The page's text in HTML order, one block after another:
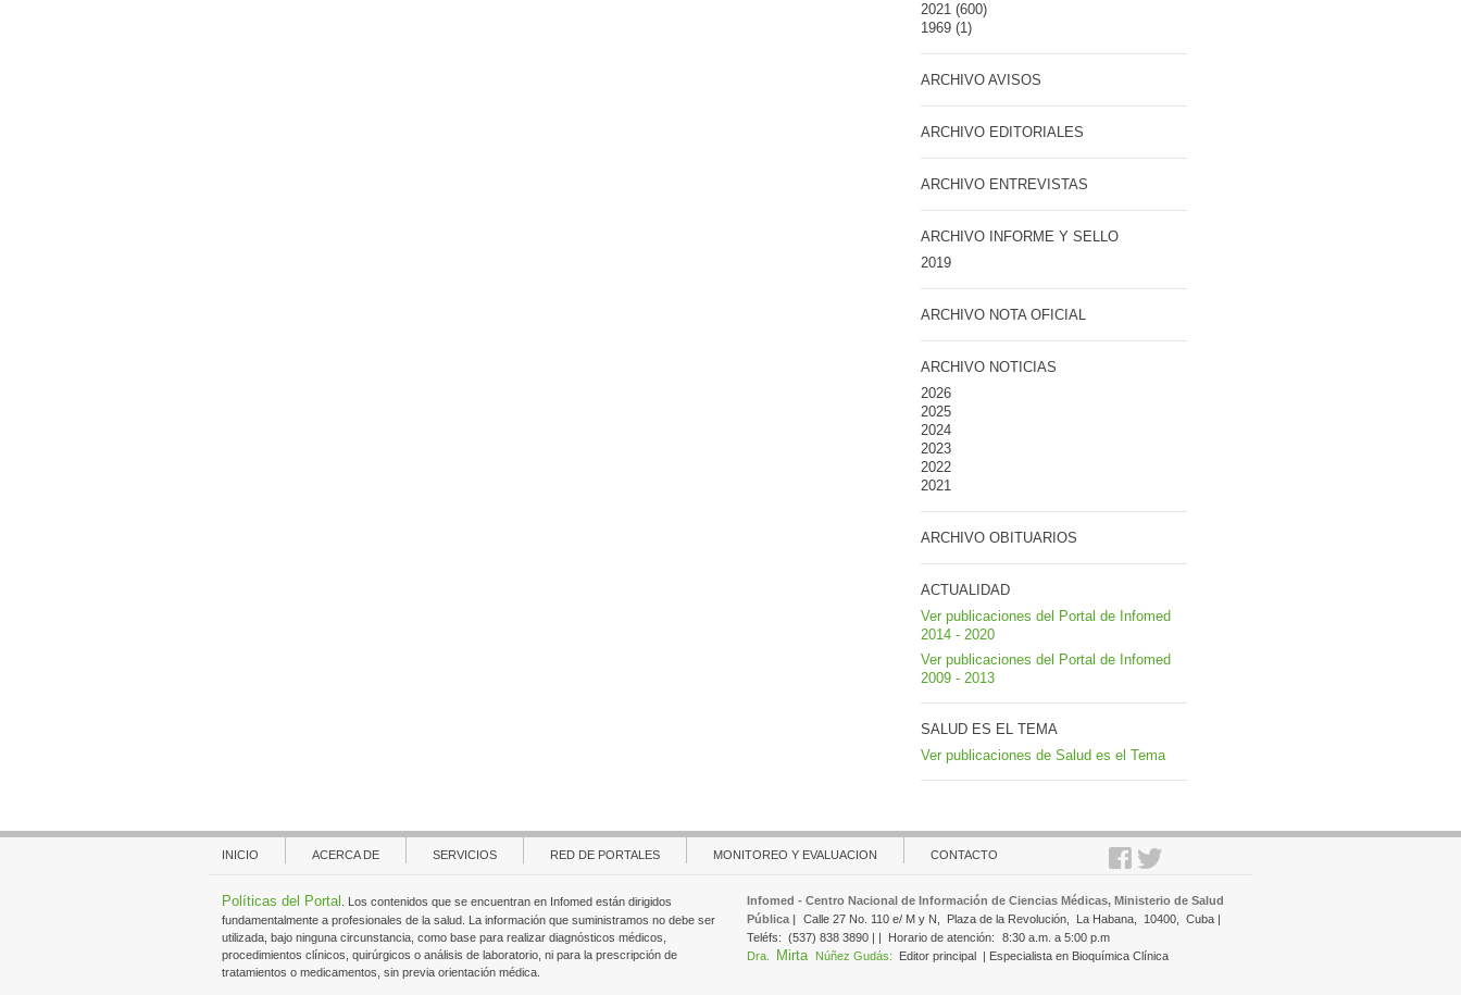
2021(600)
1969(1)
ARCHIVO AVISOS
ARCHIVO EDITORIALES
ARCHIVO ENTREVISTAS
ARCHIVO INFORME Y SELLO
2019
ARCHIVO NOTA OFICIAL
ARCHIVO NOTICIAS
2026
2025
2024
2023
2022
2021
ARCHIVO OBITUARIOS
ACTUALIDAD
Ver publicaciones del Portal de Infomed
2014 - 2020
Ver publicaciones del Portal de Infomed
2009 - 2013
SALUD ES EL TEMA
Ver publicaciones de Salud es el Tema
INICIO ACERCA DE SERVICIOS RED DE PORTALES MONITOREO Y EVALUACION CONTACTO
Políticas del Portal
. Los contenidos que se encuentran en Infomed están dirigidos
fundamentalmente a profesionales de la salud. La información que suministramos no debe ser
utilizada, bajo ninguna circunstancia, como base para realizar diagnósticos médicos,
procedimientos clínicos, quirúrgicos o análisis de laboratorio, ni para la prescripción de
tratamientos o medicamentos, sin previa orientación médica.
Infomed - Centro Nacional de Información de Ciencias Médicas, Ministerio de Salud
Pública | Calle 27 No. 110 e/ M y N, Plaza de la Revolución, La Habana, 10400,
Cuba |
Teléfs: (537) 838 3890 | | Horario de atención:
8:30 a.m. a 5:00 p.m
Dra.
Mirta Núñez Gudás: Editor principal | Especialista en Bioquímica Clínica